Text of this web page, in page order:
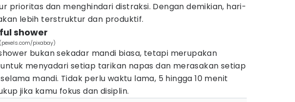
prioritas dan menghindari distraksi. Dengan demikian, hari-
lebih terstruktur dan produktif.
shower
pixabay)
bukan sekadar mandi biasa, tetapi merupakan
menyadari setiap tarikan napas dan merasakan setiap
mandi. Tidak perlu waktu lama, 5 hingga 10 menit
jika kamu fokus dan disiplin.